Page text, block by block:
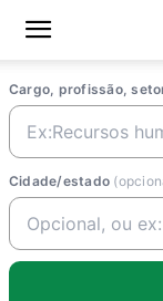
Cargo, profissão,
Cidade/estado